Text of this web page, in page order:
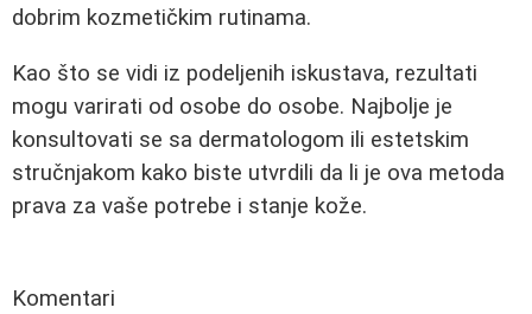
dobrim kozmetičkim rutinama.
Kao što se vidi iz podeljenih iskustava, rezultati
mogu varirati od osobe do osobe. Najbolje je
konsultovati se sa dermatologom ili estetskim
stručnjakom kako biste utvrdili da li je ova metoda
prava za vaše potrebe i stanje kože.
Komentari